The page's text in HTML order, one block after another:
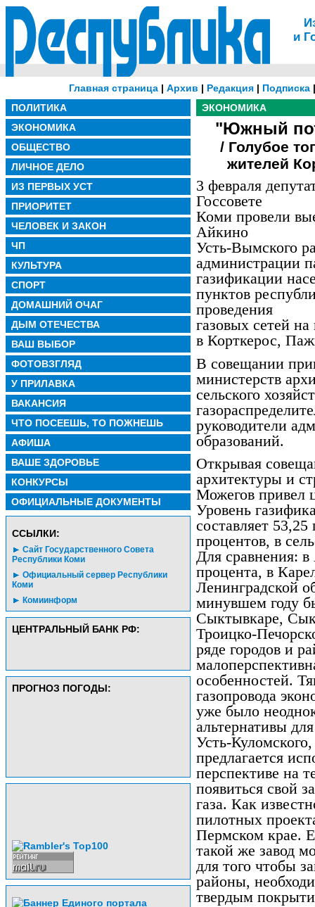
и
Главная страница | Архив | Редакция | Подписка
ПОЛИТИКА
ЭКОНОМИКА
ОБЩЕСТВО
ЛИЧНОЕ ДЕЛО
ИЗ ПЕРВЫХ УСТ
ПРИОРИТЕТ
ЧЕЛОВЕК И ЗАКОН
ЧП
КУЛЬТУРА
СПОРТ
ДОМАШНИЙ ОЧАГ
ДЫМ ОТЕЧЕСТВА
ВАШ ВЫБОР
ФОТОВЗГЛЯД
У ПРИЛАВКА
ВАКАНСИЯ
ЧТО ПОСЕЕШЬ, ТО ПОЖНЕШЬ
АФИША
ВАШЕ ЗДОРОВЬЕ
КОНКУРСЫ
ОФИЦИАЛЬНЫЕ ДОКУМЕНТЫ
CСЫЛКИ:
Сайт Государственного Совета
Республики Коми
Официальный сервер Республики
Коми
Комиинформ
ЦЕНТРАЛЬНЫЙ БАНК РФ:
ПРОГНОЗ ПОГОДЫ:
ЭКОНОМИКА
"Южный
/ Голубое
жителей
3 февраля
Госсовете
Коми провели
Айкино
Усть-Вымского
администрации
газификации
пунктов
проведения
газовых сетей
в Корткерос,
В совещании
министерств
сельского
руководители
образований.
Открывая
архитектуры и
Можегов привел
Уровень
составляет
процентов, в
Для сравнения: в
процента, в
Ленинградской
минувшем году
Сыктывкаре,
Троицко-
ряде городов и
особенностей.
газопровода
уже было
альтернативы
Усть-
предлагается
перспективе на
появиться свой
газа. Как
пилотных
Пермском крае.
такой же завод
для того чтобы
районы,
твердым